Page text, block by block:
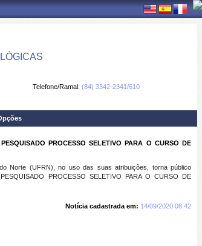
Telefone/Ramal: (84) 3342-2341/610
PROCESSO SELETIVO PARA O CURSO DE
Norte (UFRN), no uso das suas atribuições, torna público
PROCESSO SELETIVO PARA O CURSO DE
Notícia cadastrada em: 14/09/2020 08:42